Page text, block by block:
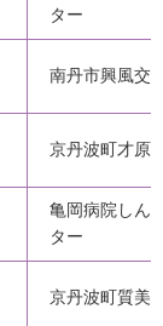
ター
南丹市興風交
京丹波町才
亀岡病院しん
ター
京丹波町質美